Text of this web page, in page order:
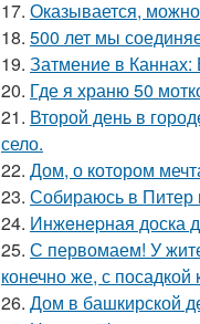
17. Оказывается,
18. 500 лет мы
19. Затмение в Каннах:
20. Где я храню 50
21. Второй день в
село.
22. Дом, о котором
23. Собираюсь в Питер
24. Инжeнepная доска
25. С первомаем! У
конечно же, с посадкой
26. Дом в башкирской